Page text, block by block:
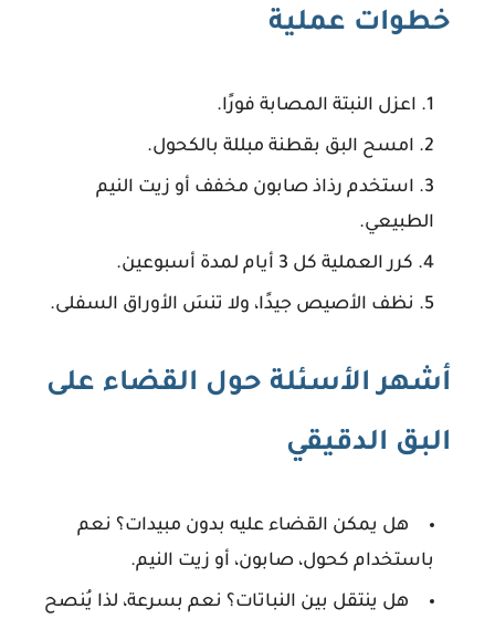
خطوات عملية
اعزل النبتة المصابة فورًا.
امسح البق بقطنة مبللة بالكحول.
استخدم رذاذ صابون مخفف أو زيت النيم
الطبيعي.
كرر العملية كل 3 أيام لمدة أسبوعين.
نظف الأصيص جيدًا، ولا تنسَ الأوراق السفلى.
أشهر الأسئلة حول القضاء على
البق الدقيقي
هل يمكن القضاء عليه بدون مبيدات؟ نعم
باستخدام كحول، صابون، أو زيت النيم.
هل ينتقل بين النباتات؟ نعم بسرعة، لذا يُنصح